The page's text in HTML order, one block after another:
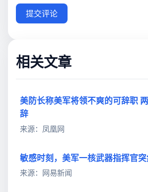
提交评论
相关文章
美防长称美军将领不爽的可辞职
辞
来源：凤凰网
敏感时刻，美军一核武器指挥官突
来源：网易新闻